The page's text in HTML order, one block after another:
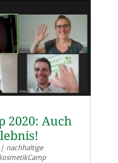
2020: Auch
nachhaltige